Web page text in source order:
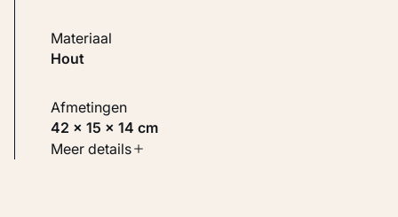
Materiaal
Hout
Afmetingen
42 × 15 × 14 cm
Soort werk
Meer details